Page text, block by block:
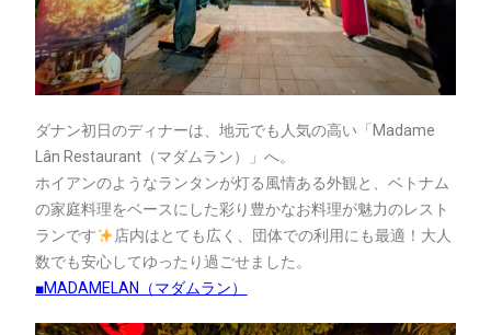
ダナン初日のディナーは、地元でも人気の高い「Madame
Lân Restaurant（マダムラン）」へ。
ホイアンのようなランタンが灯る風情ある外観と、ベトナム
の家庭料理をベースにした彩り豊かなお料理が魅力のレスト
ランです
店内はとても広く、団体での利用にも最適！大人
数でも安心してゆったり過ごせました。
■MADAMELAN（マダムラン）